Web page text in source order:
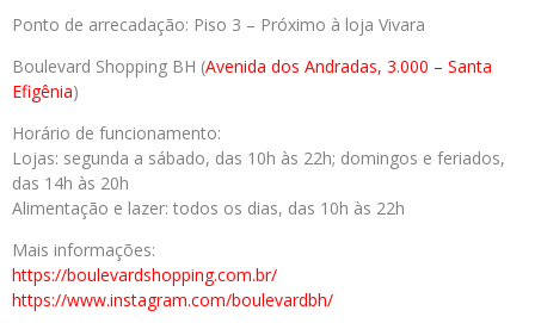
Ponto de arrecadação: Piso 3 – Próximo à loja Vivara
Boulevard Shopping BH (Avenida dos Andradas, 3.000 – Santa
Efigênia)
Horário de funcionamento:
Lojas: segunda a sábado, das 10h às 22h; domingos e feriados,
das 14h às 20h
Alimentação e lazer: todos os dias, das 10h às 22h
Mais informações:
https://boulevardshopping.com.br/
https://www.instagram.com/boulevardbh/